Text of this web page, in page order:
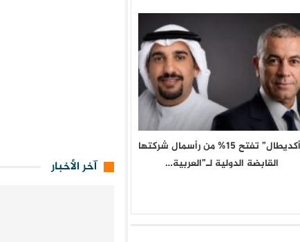
“أكديطال” تفتح 15% من رأسمال شركتها
القابضة الدولية لـ”العربية…
آخر الأخبار